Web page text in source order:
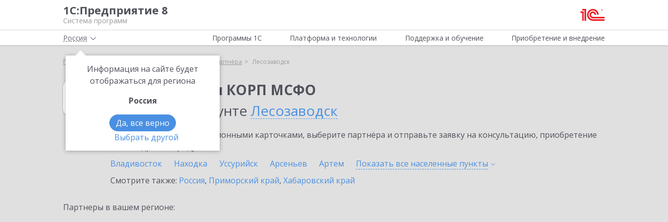
1С:Предприятие 8
Система программ
Россия
Информация на сайте будет
отображаться для региона
Россия
Да, все верно
Выбрать другой
Программы 1С Платформа и технологии Поддержка и обучение Приобретение и внедрение
Главная Выбор партнёра Лесозаводск
1С:Бухгалтерия КОРП МСФО
в населенном пунте Лесозаводск
Ознакомьтесь с информационными карточками, выберите партнёра и отправьте заявку на консультацию, приобретение
Владивосток
Находка Уссурийск Арсеньев Артем Показать все населенные пункты
Смотрите также: Россия, Приморский край, Хабаровский край
Партнеры в вашем регионе: